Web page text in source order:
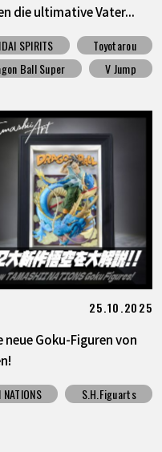
die ultimative Vater...
SPIRITS
Toyotarou
Ball Super
V Jump
25.10.2025
Goku-Figuren von
S.H.Figuarts